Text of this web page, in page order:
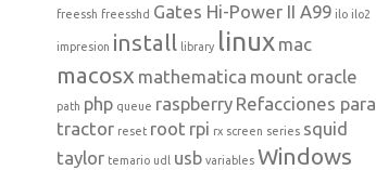
freessh freesshd Gates Hi-Power II A99 ilo ilo2
impresion install library linux mac
macosx mathematica mount oracle
path php queue raspberry Refacciones para
tractor reset root rpi rx screen series squid
taylor temario udl usb variables Windows